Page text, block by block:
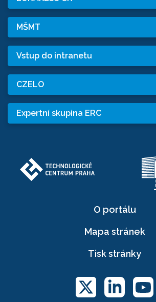
MŠMT
Vstup do intranetu
CZELO
Expertní skupina ERC
O portálu
Mapa stránek
Tisk stránky